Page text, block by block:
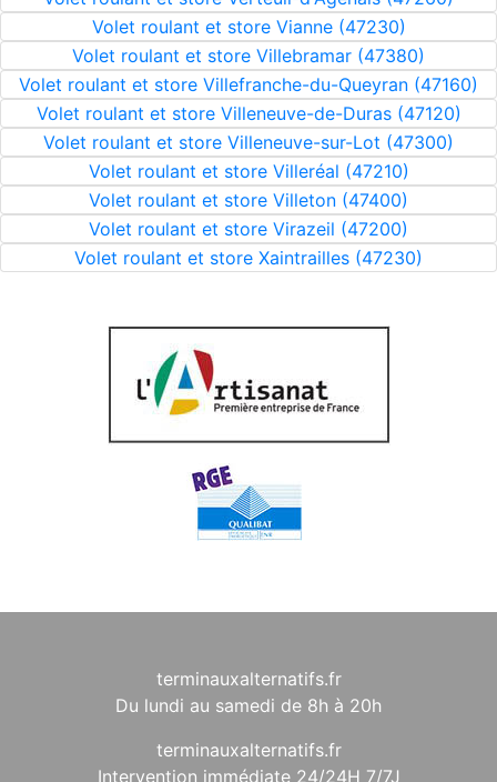
Volet roulant et store Vianne (47230)
Volet roulant et store Villebramar (47380)
Volet roulant et store Villefranche-du-Queyran (47160)
Volet roulant et store Villeneuve-de-Duras (47120)
Volet roulant et store Villeneuve-sur-Lot (47300)
Volet roulant et store Villeréal (47210)
Volet roulant et store Villeton (47400)
Volet roulant et store Virazeil (47200)
Volet roulant et store Xaintrailles (47230)
terminauxalternatifs.fr
Du lundi au samedi de 8h à 20h
terminauxalternatifs.fr
Intervention immédiate 24/24H 7/7J